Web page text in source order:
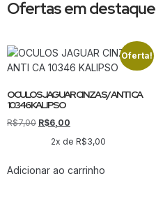
Ofertas em destaque
Oferta!
OCULOS JAGUAR CINZA S/ ANTI CA
10346 KALIPSO
R$7,00 R$6,00
2x deR$3,00
Adicionar ao carrinho